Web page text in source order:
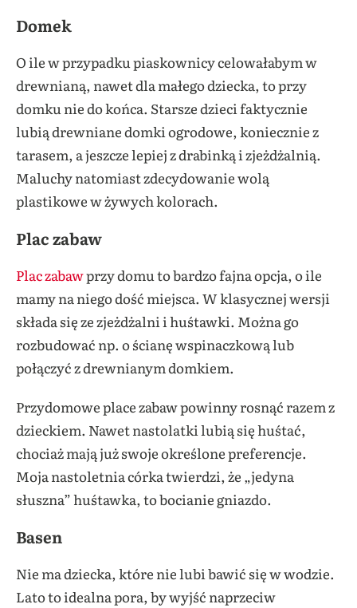
Domek
O ile w przypadku piaskownicy celowałabym w
drewnianą, nawet dla małego dziecka, to przy
domku nie do końca. Starsze dzieci faktycznie
lubią drewniane domki ogrodowe, koniecznie z
tarasem, a jeszcze lepiej z drabinką i zjeżdżalnią.
Maluchy natomiast zdecydowanie wolą
plastikowe w żywych kolorach.
Plac zabaw
Plac zabawprzy domu to bardzo fajna opcja, o ile
mamy na niego dość miejsca. W klasycznej wersji
składa się ze zjeżdżalni i huśtawki. Można go
rozbudować np. o ścianę wspinaczkową lub
połączyć z drewnianym domkiem.
Przydomowe place zabaw powinny rosnąć razem z
dzieckiem. Nawet nastolatki lubią się huśtać,
chociaż mają już swoje określone preferencje.
Moja nastoletnia córka twierdzi, że „jedyna
słuszna” huśtawka, to bocianie gniazdo.
Basen
Nie ma dziecka, które nie lubi bawić się w wodzie.
Lato to idealna pora, by wyjść naprzeciw